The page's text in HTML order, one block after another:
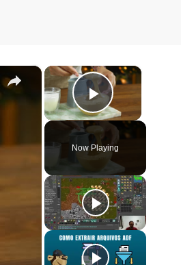
×
Play Video
Now Playing
×